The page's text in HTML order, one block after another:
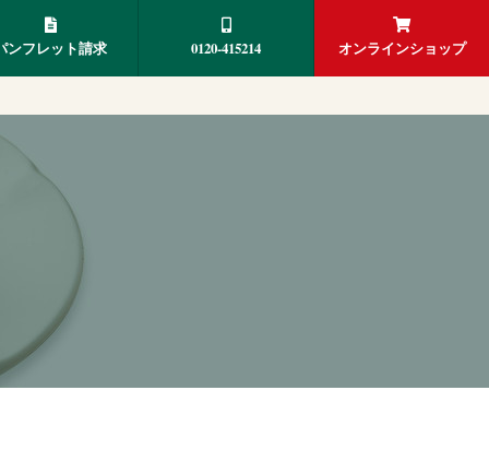
ンフレット請求 0120-415214 オンラインショップ